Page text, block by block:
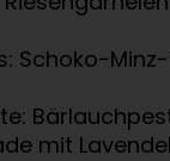
Schoko-
mit Lavendel